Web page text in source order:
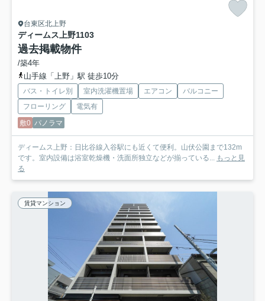
台東区北上野
ディームス上野1103
過去掲載物件
/築4年
山手線「上野」駅 徒歩10分
バス・トイレ別 室内洗濯機置場 エアコン
バルコニー
フローリング
電気有
敷0 パノラマ
ディームス上野：日比谷線入谷駅にも近くて便利。山伏公園まで132m
です。室内設備は浴室乾燥機・洗面所独立などが揃っている...
もっと見
る
賃貸マンション